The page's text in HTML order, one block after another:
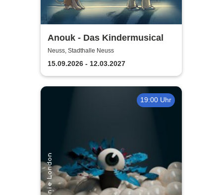
Anouk - Das Kindermusical
Neuss, Stadthalle Neuss
15.09.2026 - 12.03.2027
19:00 Uhr